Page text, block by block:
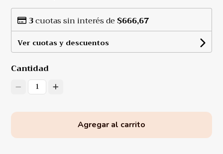
3cuotas sin interés de $666,67
Ver cuotas y descuentos
Cantidad
1
Agregar al carrito